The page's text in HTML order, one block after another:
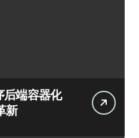
后端容器化
新